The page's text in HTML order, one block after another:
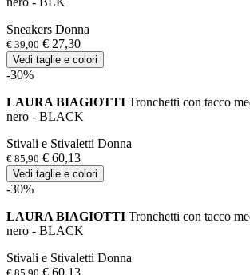
Sneakers Donna
€ 39,00 € 27,30
Vedi taglie e colori
-30%
LAURA BIAGIOTTI Tronchetti con tacco
nero - BLACK
Stivali e Stivaletti Donna
€ 85,90 € 60,13
Vedi taglie e colori
-30%
LAURA BIAGIOTTI Tronchetti con tacco
nero - BLACK
Stivali e Stivaletti Donna
€ 60,13